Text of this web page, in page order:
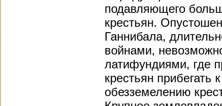
подавляющего
крестьян.
Ганнибала,
войнами,
латифундиями, где
крестьян
обезземелению